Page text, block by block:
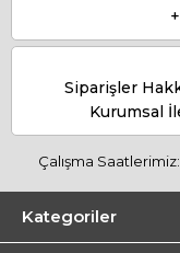
Siparişler
Kurumsal
Çalışma Saatlerimiz:
Kategoriler